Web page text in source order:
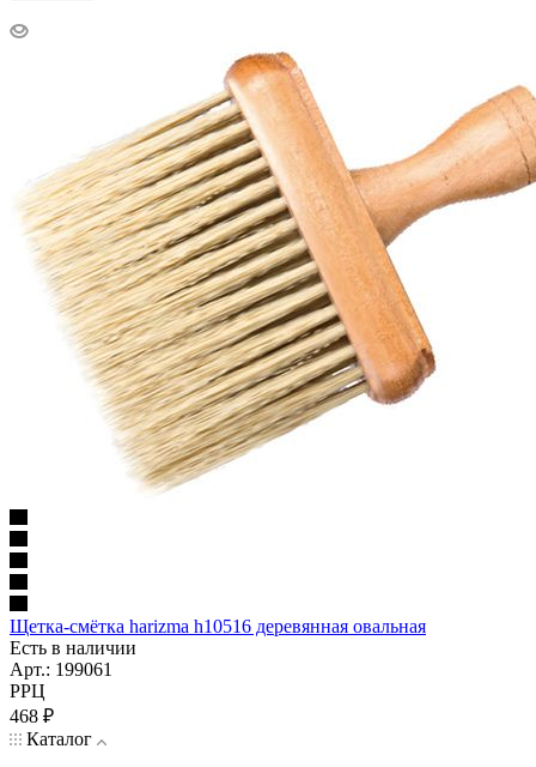
Щетка-смётка harizma h10516 деревянная овальная
Есть в наличии
Арт.: 199061
РРЦ
468 ₽
Каталог